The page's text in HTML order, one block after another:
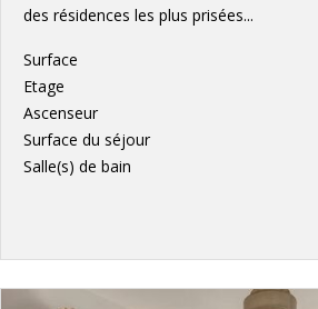
des résidences les plus prisées...
Surface
Etage
Ascenseur
Surface du séjour
Salle(s) de bain